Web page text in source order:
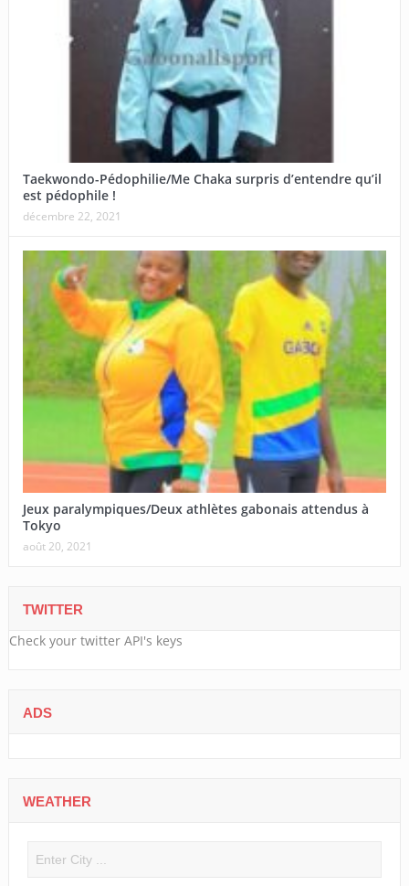
Taekwondo-Pédophilie/Me Chaka surpris d’entendre qu’il
est pédophile !
décembre 22, 2021
Jeux paralympiques/Deux athlètes gabonais attendus à
Tokyo
août 20, 2021
TWITTER
Check your twitter API's keys
ADS
WEATHER